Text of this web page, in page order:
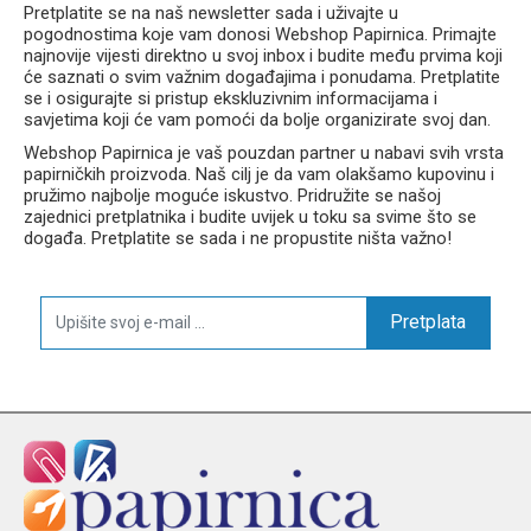
Pretplatite se na naš newsletter sada i uživajte u
pogodnostima koje vam donosi Webshop Papirnica. Primajte
najnovije vijesti direktno u svoj inbox i budite među prvima koji
će saznati o svim važnim događajima i ponudama. Pretplatite
se i osigurajte si pristup ekskluzivnim informacijama i
savjetima koji će vam pomoći da bolje organizirate svoj dan.
Webshop Papirnica je vaš pouzdan partner u nabavi svih vrsta
papirničkih proizvoda. Naš cilj je da vam olakšamo kupovinu i
pružimo najbolje moguće iskustvo. Pridružite se našoj
zajednici pretplatnika i budite uvijek u toku sa svime što se
događa. Pretplatite se sada i ne propustite ništa važno!
Pretplata